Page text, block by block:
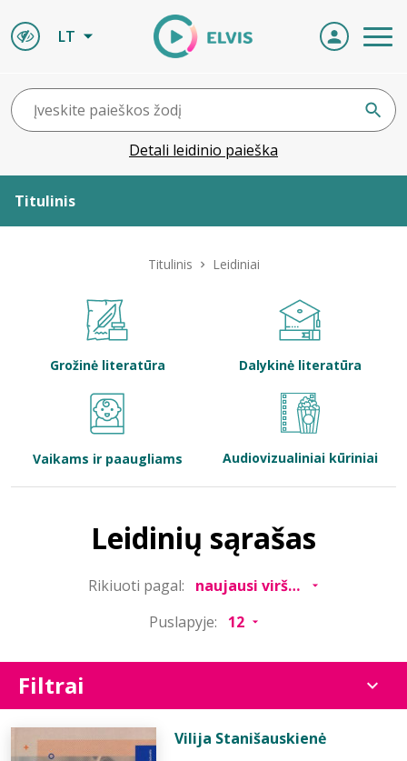
LT
Detali leidinio paieška
Titulinis
Bibliotekoms
Titulinis Leidiniai
Grožinė literatūra Dalykinė literatūra
Vaikams ir paaugliams Audiovizualiniai kūriniai
Leidinių sąrašas
Rikiuoti pagal:
Puslapyje:
Filtrai
Vilija Stanišauskienė